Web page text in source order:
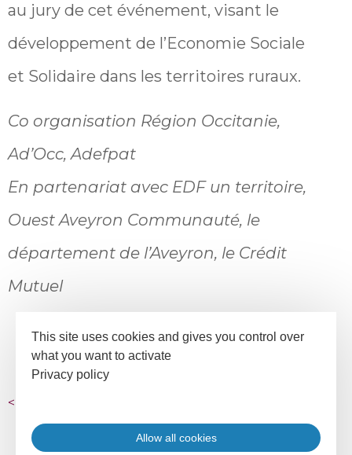
au jury de cet événement, visant le
développement de l’Economie Sociale
et Solidaire dans les territoires ruraux.
Co organisation Région Occitanie,
Ad’Occ, Adefpat
En partenariat avec EDF un territoire,
Ouest Aveyron Communauté, le
département de l’Aveyron, le Crédit
Mutuel
<
This site uses cookies and gives you control over
what you want to activate
Privacy policy
Allow all cookies